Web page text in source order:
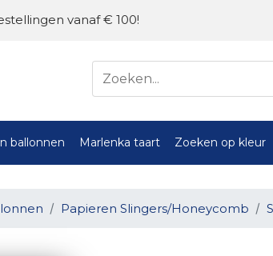
vanaf € 100!
ballonnen Marlenka taart Zoeken op kleur
Papieren Slingers/Honeycomb